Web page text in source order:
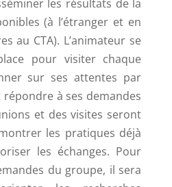
les résultats de la
(à l’étranger et en
au CTA). L’animateur se
pour visiter chaque
sur ses attentes par
à ses demandes
et des visites seront
les pratiques déjà
les échanges. Pour
du groupe, il sera